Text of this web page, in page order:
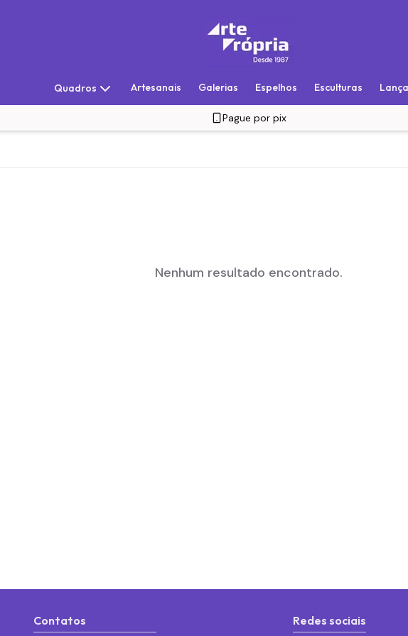
Quadros Artesanais Galerias Espelhos Esculturas
Pague por pix
Nenhum resultado encontrado.
Contatos Redes sociais